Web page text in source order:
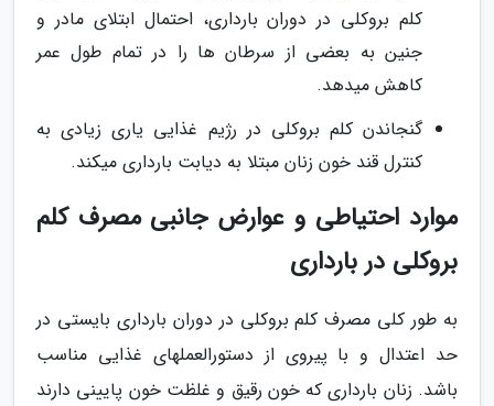
کلم بروکلی در دوران بارداری، احتمال ابتلای مادر و
جنین به بعضی از سرطان ها را در تمام طول عمر
کاهش میدهد.
گنجاندن کلم بروکلی در رژیم غذایی یاری زیادی به
کنترل قند خون زنان مبتلا به دیابت بارداری میکند.
موارد احتیاطی و عوارض جانبی مصرف کلم
بروکلی در بارداری
به طور کلی مصرف کلم بروکلی در دوران بارداری بایستی در
حد اعتدال و با پیروی از دستورالعملهای غذایی مناسب
باشد. زنان بارداری که خون رقیق و غلظت خون پایینی دارند